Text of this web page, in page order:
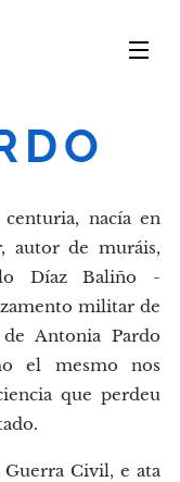
nacía en
autor de muráis,
Díaz Baliño -
militar de
Antonia Pardo
el mesmo nos
que perdeu
Civil, e ata